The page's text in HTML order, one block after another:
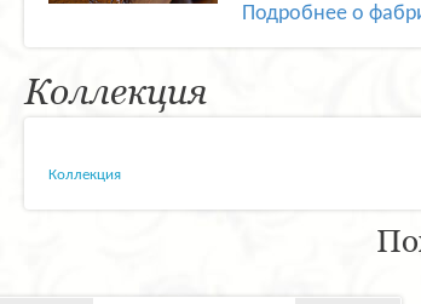
Подробнее о
Коллекция
Коллекция